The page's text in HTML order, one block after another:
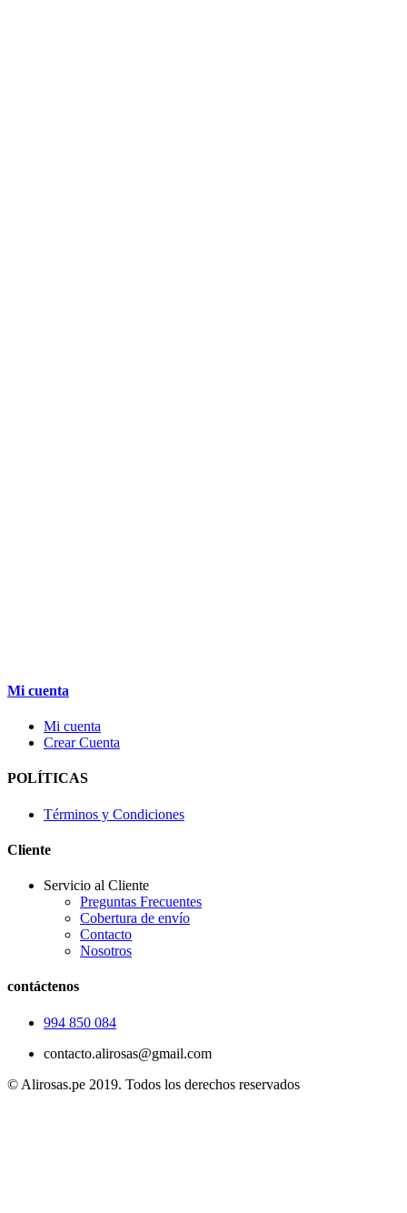
Mi cuenta
Mi cuenta
Crear Cuenta
POLÍTICAS
Términos y Condiciones
Cliente
Servicio al Cliente
Preguntas Frecuentes
Cobertura de envío
Contacto
Nosotros
contáctenos
994 850 084
contacto.alirosas@gmail.com
© Alirosas.pe 2019. Todos los derechos reservados